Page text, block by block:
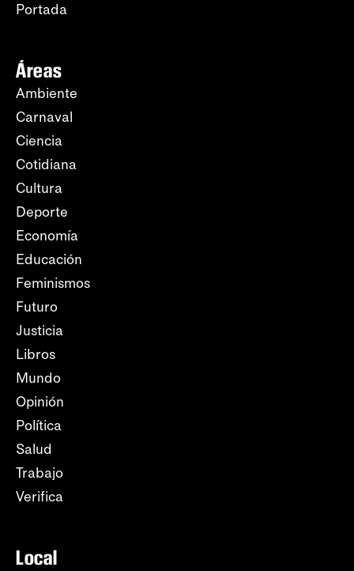
Portada
Áreas
Ambiente
Carnaval
Ciencia
Cotidiana
Cultura
Deporte
Economía
Educación
Feminismos
Futuro
Justicia
Libros
Mundo
Opinión
Política
Salud
Trabajo
Verifica
Local